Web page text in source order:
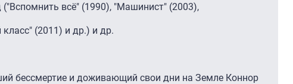
всё" (1990), "Машинист" (2003),
(2011) и др.) и др.
бессмертие и доживающий свои дни на Земле Коннор